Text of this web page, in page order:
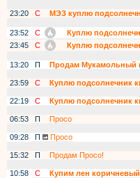
23:20
С
МЭЗ куплю
23:52
С
Куплю
23:45
С
Куплю
13:20
П
Продам Мукамольный
23:59
С
Куплю подсолнечник
22:19
С
Куплю подсолнечник
06:53
П Просо
09:28
П Просо
15:32
П
Продам Просо!
10:58
С
Купим лен